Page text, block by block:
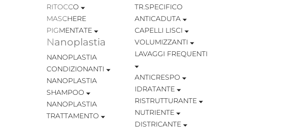
RITOCCO
MASCHERE
PIGMENTATE
Nanoplastia
NANOPLASTIA
CONDIZIONANTI
NANOPLASTIA
SHAMPOO
NANOPLASTIA
TRATTAMENTO
TR.SPECIFICO
ANTICADUTA
CAPELLI LISCI
VOLUMIZZANTI
LAVAGGI FREQUENTI
ANTICRESPO
IDRATANTE
RISTRUTTURANTE
NUTRIENTE
DISTRICANTE